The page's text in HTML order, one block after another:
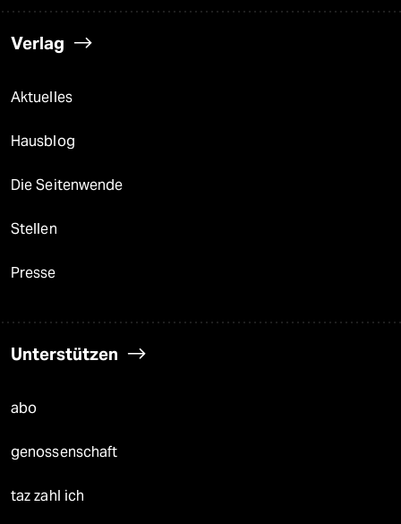
Verlag
Aktuelles
Hausblog
Die Seitenwende
Stellen
Presse
Unterstützen
abo
genossenschaft
taz zahl ich